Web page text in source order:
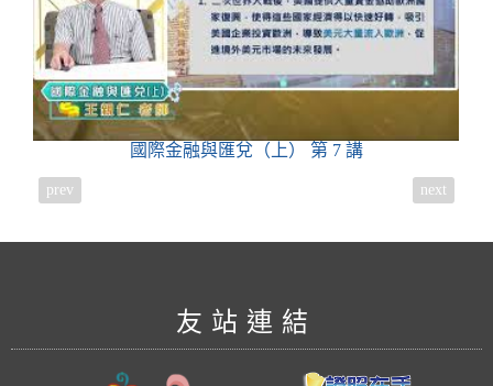
國際金融與匯兌（上） 第 7 講
prev next
友站連結